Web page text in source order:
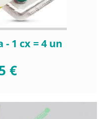
- 1 cx = 4 un
€